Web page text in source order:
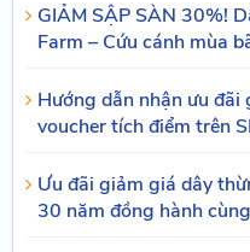
GIẢM SẬP SÀN 30%!
Farm – Cứu cánh mùa
Hướng dẫn nhận ưu đãi
voucher tích điểm trên
Ưu đãi giảm giá dây
30 năm đồng hành